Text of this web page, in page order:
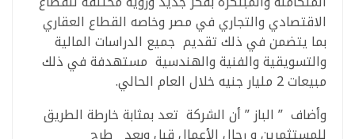
الاقتصادي والتجاري في مصر وخاصه القطاع العقاري
بما يتضمن في ذلك تقديم جميع الدراسات المالية
والتسويقية والفنية والهندسية مستهدفة في ذلك
مبيعات 2 مليار جنيه خلال العام الحالي.
وأضاف ” الباز ” أن الشركة تعد بمثابة خارطة الطريق